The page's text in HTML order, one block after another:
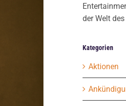
der Welt
Kategorien
Aktionen